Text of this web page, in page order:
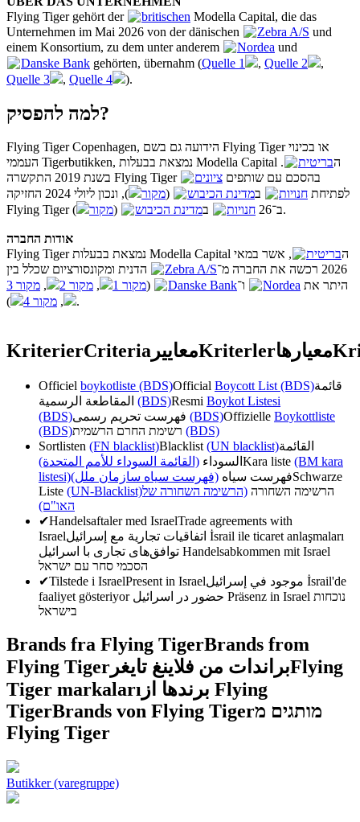
Flying Tiger gehört der
britischen Modella Capital, die das
Unternehmen im Mai 2026 von der dänischen
Zebra A/S und
einem Konsortium, zu dem unter anderem
Nordea und
Danske Bank gehörten, übernahm (Quelle 1 , Quelle 2
,
Quelle 3
, Quelle 4 ).
למה להפסיק?
Flying Tiger Copenhagen, הידועה גם בשם Flying Tiger או בכינוי
העממי Tigerbutikken, נמצאת בבעלות Modella Capital הבריטית
.
בשנת 2019 התקשרה Flying Tiger בהסכם עם שותפים ציונים
לפתיחת חנויות במדינת הכיבוש (מקור
), ונכון ליולי 2024 החזיקה
Flying Tiger ב־26
חנויות במדינת הכיבוש (מקור ).
אודות החברה
Flying Tiger נמצאת בבעלות Modella Capital הבריטית
, אשר במאי
2026 רכשה את החברה מ־
Zebra A/S
הדנית ומקונסורציום שכלל בין
היתר את Nordea ו־Danske Bank
(מקור 1 , מקור 2 , מקור 3
, מקור 4 ).
KriterierCriteria معاييرKriterlerمعیارها
Officiel boykotliste (BDS)Official Boycott List (BDS)قائمة
(BDS)Resmi Boykot Listesi
(BDS)
(BDS)Offizielle Boykottliste
(BDS)
(BDS)
Sortlisten (FN blacklist)Blacklist (UN blacklist)القائمة
السوداء (القائمة السوداء للأمم المتحدة) Kara liste (BM kara
listesi)
فهرست سیاه (فهرست سیاه سازمان ملل)
Schwarze
Liste (UN-Blacklist) הרשימה השחורה (הרשימה השחורה של
האו"ם)
✔Handelsaftaler med IsraelTrade agreements with
Israel
İsrail ile ticaret anlaşmaları
Handelsabkommen mit Israel
הסכמי סחר עם ישראל
✔Tilstede i IsraelPresent in Israel
İsrail'de
faaliyet gösteriyor
Präsenz in Israel נוכחות
בישראל
Brands fra Flying TigerBrands from
Flying Tiger براندات من فلاينغ تايغرFlying
Tiger markaları برندها از Flying
TigerBrands von Flying Tigerמותגים מ
Flying Tiger
Butikker (varegruppe)